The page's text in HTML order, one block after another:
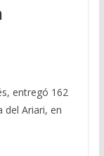
entregó 162
del Ariari, en